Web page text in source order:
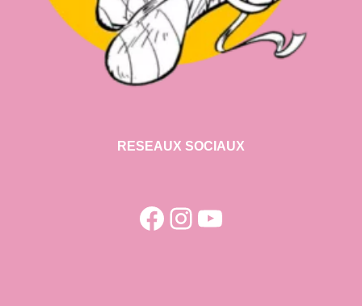
RESEAUX SOCIAUX
Facebook
Instagram
YouTube